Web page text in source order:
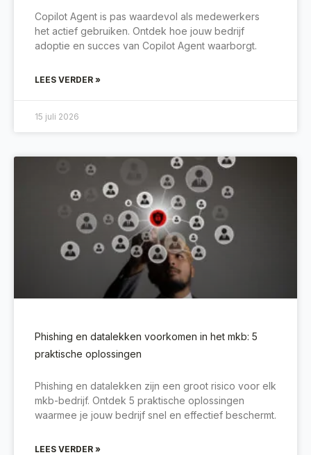
Copilot Agent is pas waardevol als medewerkers
het actief gebruiken. Ontdek hoe jouw bedrijf
adoptie en succes van Copilot Agent waarborgt.
LEES VERDER »
15 juli 2026
Phishing en datalekken voorkomen in het mkb: 5
praktische oplossingen
Phishing en datalekken zijn een groot risico voor elk
mkb-bedrijf. Ontdek 5 praktische oplossingen
waarmee je jouw bedrijf snel en effectief beschermt.
LEES VERDER »